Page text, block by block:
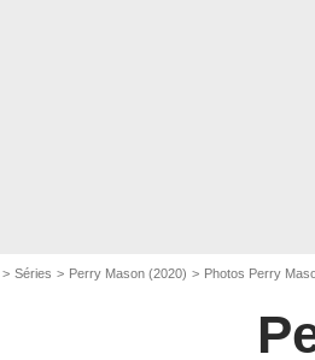
Séries Perry Mason (2020) Photos Perry